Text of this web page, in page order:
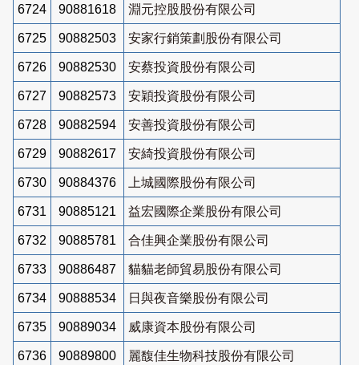
6724 90881618 淵元控股股份有限公司
6725 90882503 安家行銷策劃股份有限公司
6726 90882530 安蔡投資股份有限公司
6727 90882573 安穎投資股份有限公司
6728 90882594 安善投資股份有限公司
6729 90882617 安綺投資股份有限公司
6730 90884376 上城國際股份有限公司
6731 90885121 益宏國際企業股份有限公司
6732 90885781 合佳興企業股份有限公司
6733 90886487 貓貓老師貿易股份有限公司
6734 90888534 日與夜音樂股份有限公司
6735 90889034 威康資本股份有限公司
6736 90889800 麗馥佳生物科技股份有限公司